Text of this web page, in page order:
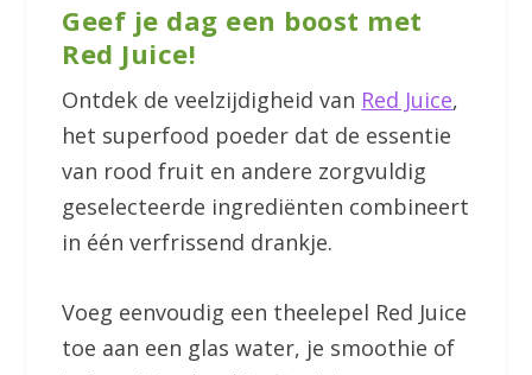
Geef je dag een boost met
Red Juice!
Ontdek de veelzijdigheid van Red Juice,
het superfood poeder dat de essentie
van rood fruit en andere zorgvuldig
geselecteerde ingrediënten combineert
in één verfrissend drankje.
Voeg eenvoudig een theelepel Red Juice
toe aan een glas water, je smoothie of